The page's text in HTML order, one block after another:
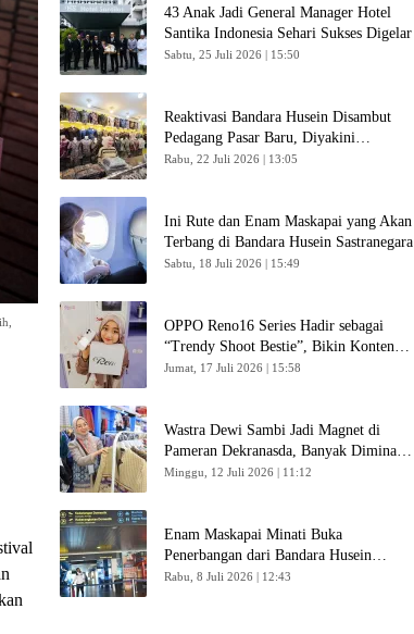
43 Anak Jadi General Manager Hotel
Santika Indonesia Sehari Sukses Digelar
Sabtu, 25 Juli 2026 | 15:50
Reaktivasi Bandara Husein Disambut
Pedagang Pasar Baru, Diyakini
Bangkitkan Kembali Ekonomi Bandung
Rabu, 22 Juli 2026 | 13:05
Ini Rute dan Enam Maskapai yang Akan
Terbang di Bandara Husein Sastranegara
Sabtu, 18 Juli 2026 | 15:49
OPPO Reno16 Series Hadir sebagai
“Trendy Shoot Bestie”, Bikin Konten
Kreator Makin Betah
Jumat, 17 Juli 2026 | 15:58
Wastra Dewi Sambi Jadi Magnet di
Pameran Dekranasda, Banyak Diminati
Pengunjung
Minggu, 12 Juli 2026 | 11:12
Enam Maskapai Minati Buka
Penerbangan dari Bandara Husein
Sastranegara
Rabu, 8 Juli 2026 | 12:43